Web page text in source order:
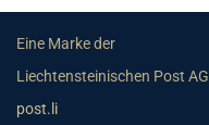
Eine Marke der
Liechtensteinischen Post AG
post.li